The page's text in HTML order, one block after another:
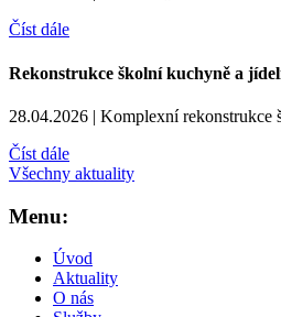
Číst dále
Rekonstrukce školní kuchyně a
28.04.2026 | Komplexní rekonstrukce
Číst dále
Všechny aktuality
Menu:
Úvod
Aktuality
O nás